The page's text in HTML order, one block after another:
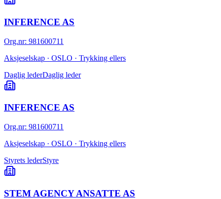
INFERENCE AS
Org.nr: 981600711
Aksjeselskap · OSLO · Trykking ellers
Daglig lederDaglig leder
INFERENCE AS
Org.nr: 981600711
Aksjeselskap · OSLO · Trykking ellers
Styrets lederStyre
STEM AGENCY ANSATTE AS